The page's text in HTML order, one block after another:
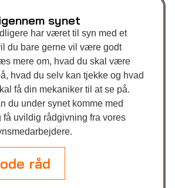
synet
har været til syn med et
du bare gerne vil være godt
mere om, hvad du skal være
hvad du selv kan tjekke og hvad
få din mekaniker til at se på.
du under synet komme med
få uvildig rådgivning fra vores
råd